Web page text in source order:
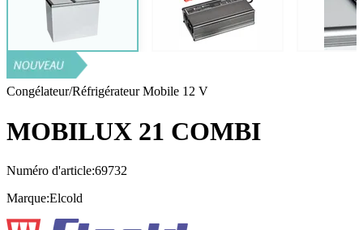
Congélateur/Réfrigérateur Mobile 12 V
MOBILUX 21 COMBI
Numéro d'article:69732
Marque:Elcold